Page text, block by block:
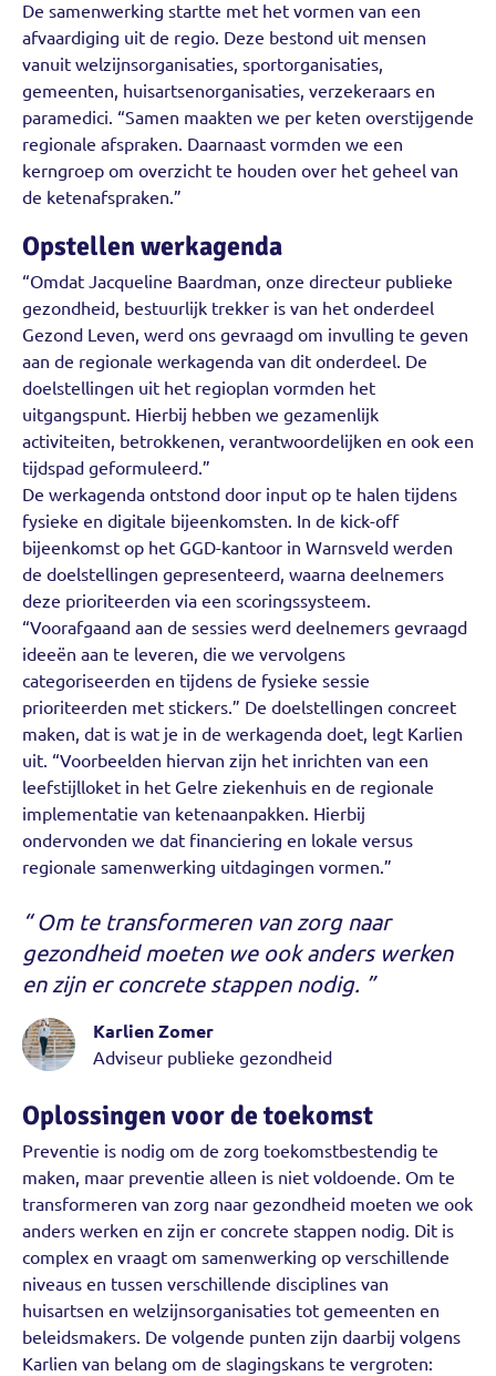
De samenwerking startte met het vormen van een
afvaardiging uit de regio. Deze bestond uit mensen
vanuit welzijnsorganisaties, sportorganisaties,
gemeenten, huisartsenorganisaties, verzekeraars en
paramedici. “Samen maakten we per keten overstijgende
regionale afspraken. Daarnaast vormden we een
kerngroep om overzicht te houden over het geheel van
de ketenafspraken.”
Opstellen werkagenda
“Omdat Jacqueline Baardman, onze directeur publieke
gezondheid, bestuurlijk trekker is van het onderdeel
Gezond Leven, werd ons gevraagd om invulling te geven
aan de regionale werkagenda van dit onderdeel. De
doelstellingen uit het regioplan vormden het
uitgangspunt. Hierbij hebben we gezamenlijk
activiteiten, betrokkenen, verantwoordelijken en ook een
tijdspad geformuleerd.”
De werkagenda ontstond door input op te halen tijdens
fysieke en digitale bijeenkomsten. In de kick-off
bijeenkomst op het GGD-kantoor in Warnsveld werden
de doelstellingen gepresenteerd, waarna deelnemers
deze prioriteerden via een scoringssysteem.
“Voorafgaand aan de sessies werd deelnemers gevraagd
ideeën aan te leveren, die we vervolgens
categoriseerden en tijdens de fysieke sessie
prioriteerden met stickers.” De doelstellingen concreet
maken, dat is wat je in de werkagenda doet, legt Karlien
uit. “Voorbeelden hiervan zijn het inrichten van een
leefstijlloket in het Gelre ziekenhuis en de regionale
implementatie van ketenaanpakken. Hierbij
ondervonden we dat financiering en lokale versus
regionale samenwerking uitdagingen vormen.”
Om te transformeren van zorg naar
gezondheid moeten we ook anders werken
en zijn er concrete stappen nodig.
Karlien Zomer
Adviseur publieke gezondheid
Oplossingen voor de toekomst
Preventie is nodig om de zorg toekomstbestendig te
maken, maar preventie alleen is niet voldoende. Om te
transformeren van zorg naar gezondheid moeten we ook
anders werken en zijn er concrete stappen nodig. Dit is
complex en vraagt om samenwerking op verschillende
niveaus en tussen verschillende disciplines van
huisartsen en welzijnsorganisaties tot gemeenten en
beleidsmakers. De volgende punten zijn daarbij volgens
Karlien van belang om de slagingskans te vergroten: